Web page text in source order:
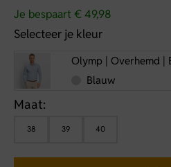
Je bespaart € 49,98
Selecteer je kleur
Olymp | Overhemd |
Blauw
Maat:
38 39 40